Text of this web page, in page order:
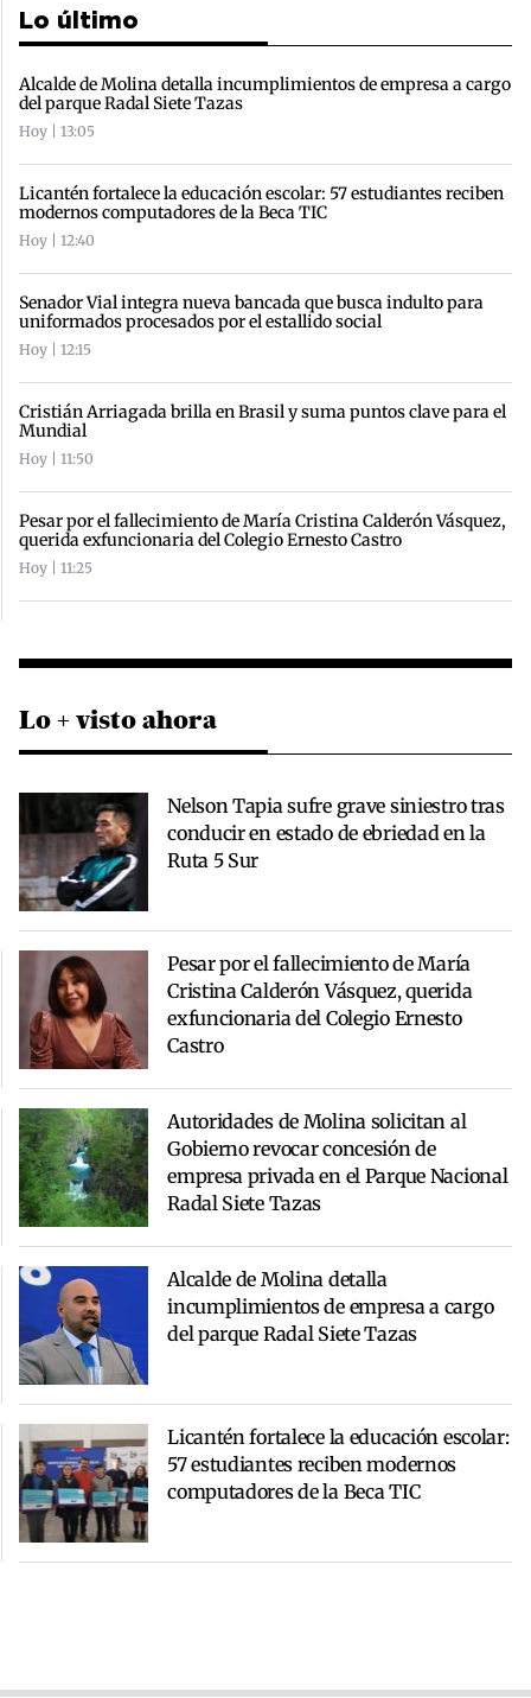
Lo último
Alcalde de Molina detalla incumplimientos de empresa a cargo
del parque Radal Siete Tazas
Hoy | 13:05
Licantén fortalece la educación escolar: 57 estudiantes reciben
modernos computadores de la Beca TIC
Hoy | 12:40
Senador Vial integra nueva bancada que busca indulto para
uniformados procesados por el estallido social
Hoy | 12:15
Cristián Arriagada brilla en Brasil y suma puntos clave para el
Mundial
Hoy | 11:50
Pesar por el fallecimiento de María Cristina Calderón Vásquez,
querida exfuncionaria del Colegio Ernesto Castro
Hoy | 11:25
Lo + visto ahora
Nelson Tapia sufre grave siniestro tras
conducir en estado de ebriedad en la
Ruta 5 Sur
Pesar por el fallecimiento de María
Cristina Calderón Vásquez, querida
exfuncionaria del Colegio Ernesto
Castro
Autoridades de Molina solicitan al
Gobierno revocar concesión de
empresa privada en el Parque Nacional
Radal Siete Tazas
Alcalde de Molina detalla
incumplimientos de empresa a cargo
del parque Radal Siete Tazas
Licantén fortalece la educación escolar:
57 estudiantes reciben modernos
computadores de la Beca TIC